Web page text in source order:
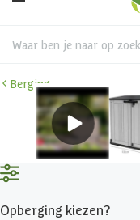
Waar ben je naar op
Berging
Opberging kiezen?